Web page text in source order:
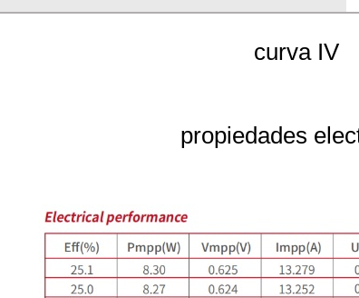
curva IV
propiedades